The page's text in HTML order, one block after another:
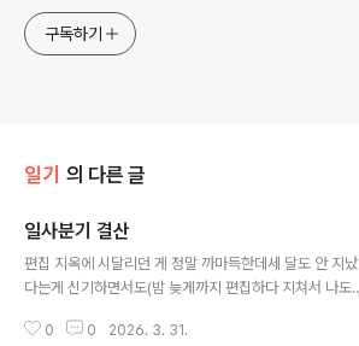
구독하기
일기 의 다른 글
일사분기 결산
편집 지옥에 시달리던 게 정말 까마득한데세 달도 안 지났
다는게 신기하면서도(밤 늦게까지 편집하다 지쳐서 나도
감각이 안 느껴지고 내 의지와는 다르게 덜렁거리던 충격
0 0 2026. 3. 31.